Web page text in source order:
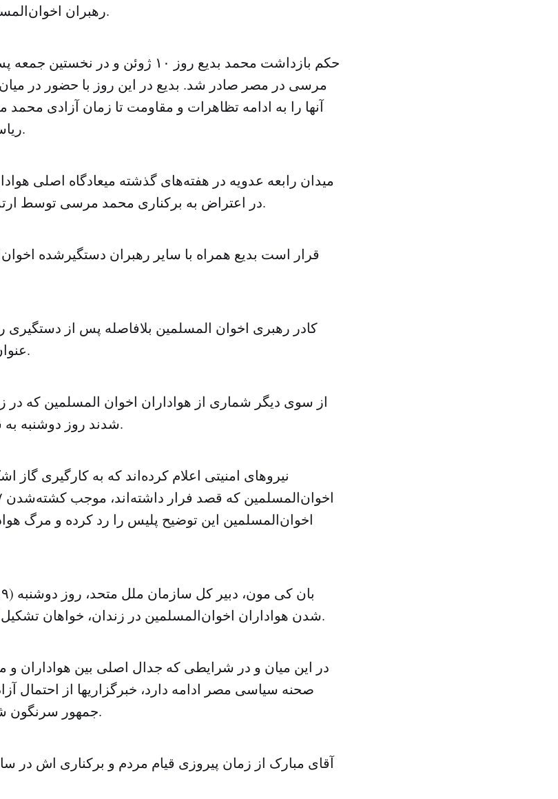
رهبران اخوان‌المسلمین به زودی محاکمه شود.
حکم بازداشت محمد بدیع روز ۱۰ ژوئن و
مرسی در مصر صادر شد. بدیع در این روز با حضور در میان
آنها را به ادامه تظاهرات و مقاومت تا زمان آزادی
ریاست جمهوری مصر فراخواند.
میدان رابعه عدویه در هفته‌های گذشته میعادگاه اصلی
در اعتراض به برکناری محمد مرسی توسط ارتش در آنجا تجمع کرده بودند.
کادر رهبری اخوان المسلمین بلافاصله پس از دستگیری
عنوان جانشین وی انتخاب کردند.
از سوی دیگر شماری از هواداران اخوان المسلمین که
شدند روز دوشنبه به شکلی مشکوک کشته شدند.
نیروهای امنیتی اعلام کرده‌اند که به کارگیری
اخوان‌المسلمین این توضیح پلیس را رد کرده و مرگ
شدن هواداران اخوان‌المسلمین در زندان، خواهان تشکیل گروه تحقیق در باره آن شد.
در این میان و در شرایطی که جدال اصلی بین هواداران و
صحنه سیاسی مصر ادامه دارد، خبرگزاریها از
جمهور سرنگون شده این کشور خبر می دهند.